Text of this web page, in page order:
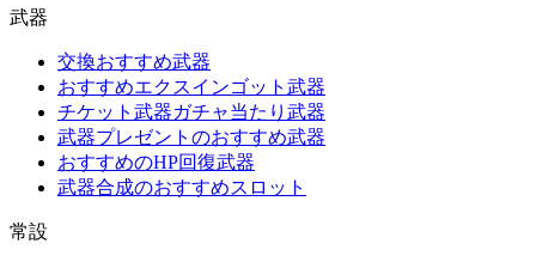
武器
交換おすすめ武器
おすすめエクスインゴット武器
チケット武器ガチャ当たり武器
武器プレゼントのおすすめ武器
おすすめのHP回復武器
武器合成のおすすめスロット
常設